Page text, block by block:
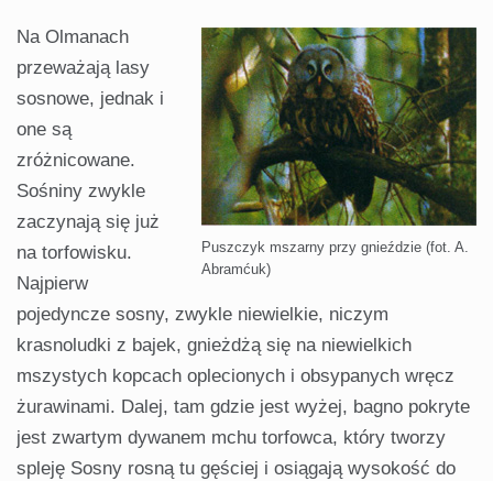
Puszczyk mszarny przy gnieździe (fot. A.
Abramćuk)
Na Olmanach
przeważają lasy
sosnowe, jednak i
one są
zróżnicowane.
Sośniny zwykle
zaczynają się już
na torfowi­sku.
Najpierw
pojedyncze sosny, zwykle niewielkie, niczym
krasnoludki z bajek, gnieżdżą się na niewielkich
mszystych kopcach oplecionych i obsypanych wręcz
żurawinami. Dalej, tam gdzie jest wyżej, bagno pokryte
jest zwartym dywanem mchu torfowca, który tworzy
spleję Sosny rosną tu gęściej i osiągają wysokość do